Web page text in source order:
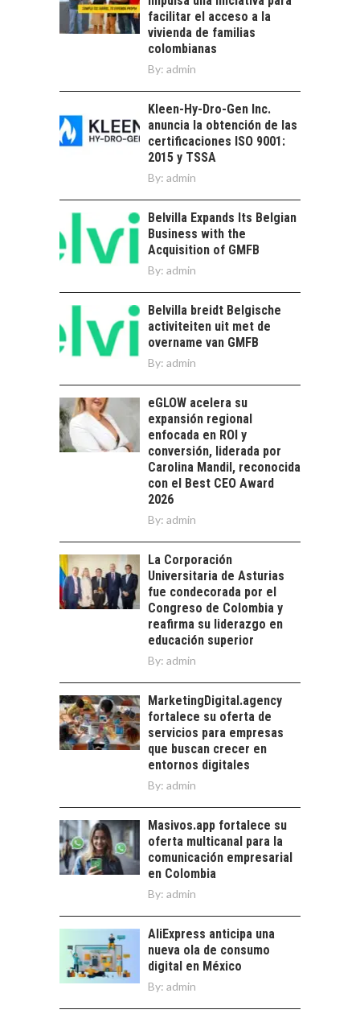
El auge de las
exportaciones de
servicios digitales en
Chile:…
TURISMO EN EL
DESIERTO DE
OPORTUNIDADES
PARA EL
DESARROLLO LOCAL
El Desierto de
Atacama: Motor
Desarrollo Turístico…
LA IMPORTANCIA DE
DIVERSIFICAR LAS
EXPORTACIONES
CHILENAS
La diversificación de
las exportaciones
chilenas: clave para un
crecimiento…
CHILE COMO HUB
TECNOLÓGICO DE
AMÉRICA LATINA:
AVANCES Y DESAFÍOS
tecnológico de
América Latina:
avances y desafíos…
LA
TRANSFORMACIÓN
DE LOS RECURSOS
HUMANOS EN LAS
EMPRESAS
CHILENAS
La transformación
estratégica de los
recursos humanos en
las empresas…
FINANCIAMIENTO
PARA PYMES EN
CHILE:
ALTERNATIVAS MÁS
ALLÁ DEL CRÉDITO
BANCARIO
pymes en Chile:
alternativas que
trascienden el
crédito…
facilitar el acceso a la
vivienda de familias
colombianas
By: admin
Kleen-Hy-Dro-Gen Inc.
anuncia la obtención de las
certificaciones ISO 9001:
2015 y TSSA
By: admin
Belvilla Expands Its Belgian
Business with the
Acquisition of GMFB
By: admin
Belvilla breidt Belgische
activiteiten uit met de
overname van GMFB
By: admin
eGLOW acelera su
expansión regional
enfocada en ROI y
conversión, liderada por
Carolina Mandil, reconocida
con el Best CEO Award
2026
By: admin
La Corporación
Universitaria de Asturias
fue condecorada por el
Congreso de Colombia y
reafirma su liderazgo en
educación superior
By: admin
MarketingDigital.agency
fortalece su oferta de
servicios para empresas
que buscan crecer en
entornos digitales
By: admin
Masivos.app fortalece su
oferta multicanal para la
comunicación empresarial
en Colombia
By: admin
AliExpress anticipa una
nueva ola de consumo
digital en México
By: admin